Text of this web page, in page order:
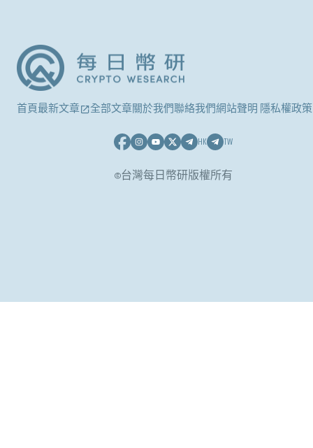
首頁最新文章 全部文章關於我們聯絡我們網站聲明 隱私權政策
HK TW
©台灣每日幣研版權所有